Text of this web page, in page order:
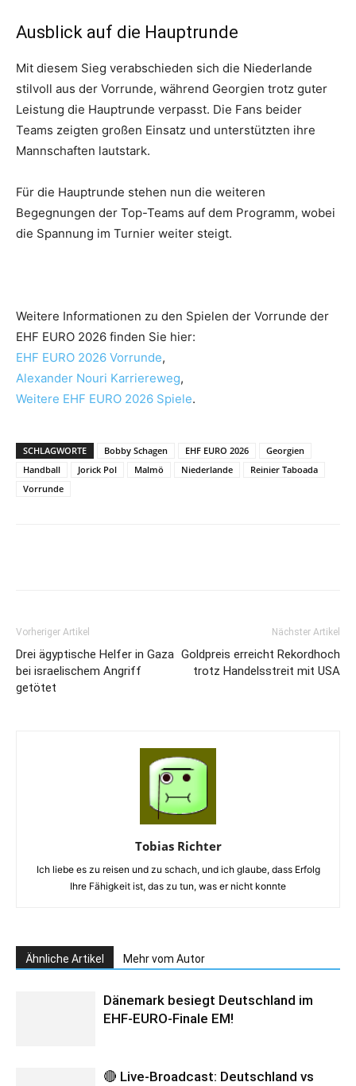
Ausblick auf die Hauptrunde
Mit diesem Sieg verabschieden sich die Niederlande
stilvoll aus der Vorrunde, während Georgien trotz guter
Leistung die Hauptrunde verpasst. Die Fans beider
Teams zeigten großen Einsatz und unterstützten ihre
Mannschaften lautstark.
Für die Hauptrunde stehen nun die weiteren
Begegnungen der Top-Teams auf dem Programm, wobei
die Spannung im Turnier weiter steigt.
Weitere Informationen zu den Spielen der Vorrunde der
EHF EURO 2026 finden Sie hier:
EHF EURO 2026 Vorrunde,
Alexander Nouri Karriereweg,
Weitere EHF EURO 2026 Spiele.
SCHLAGWORTE Bobby Schagen EHF EURO 2026
Georgien
Handball
Jorick Pol Malmö Niederlande
Reinier Taboada
Vorrunde
Vorheriger Artikel
Drei ägyptische Helfer in Gaza
bei israelischem Angriff
getötet
Nächster Artikel
Goldpreis erreicht Rekordhoch
trotz Handelsstreit mit USA
Tobias Richter
Ich liebe es zu reisen und zu schach, und ich glaube, dass Erfolg
Ihre Fähigkeit ist, das zu tun, was er nicht konnte
Ähnliche Artikel Mehr vom Autor
Dänemark besiegt Deutschland im
EHF-EURO-Finale EM!
🔴 Live-Broadcast: Deutschland vs